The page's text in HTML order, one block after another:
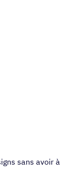
sans avoir à